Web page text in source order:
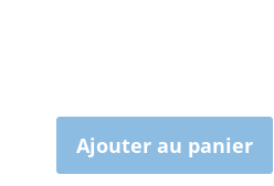
Ajouter au panier